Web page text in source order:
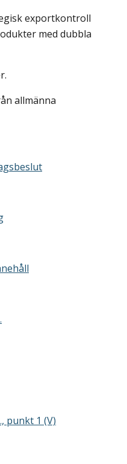
exportkontroll
med dubbla
allmänna
punkt 1 (V)